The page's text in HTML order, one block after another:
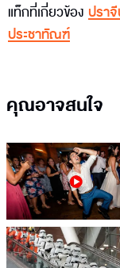
แท็กที่เกี่ยวข้อง ปรา
ประชาทัณฑ์
คุณอาจสนใจ